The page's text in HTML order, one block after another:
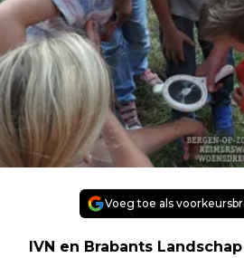
Voeg toe als
IVN en Brabants